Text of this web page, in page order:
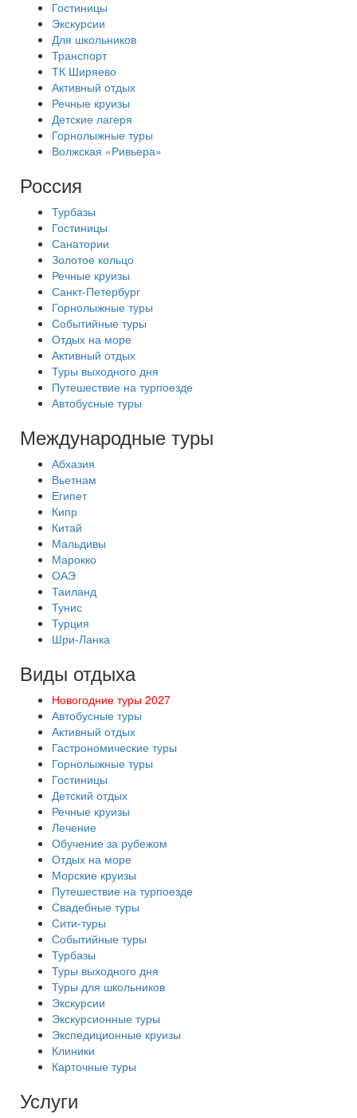
Гостиницы
Экскурсии
Для школьников
Транспорт
ТК Ширяево
Активный отдых
Речные круизы
Детские лагеря
Горнолыжные туры
Волжская «Ривьера»
Россия
Турбазы
Гостиницы
Санатории
Золотое кольцо
Речные круизы
Санкт-Петербург
Горнолыжные туры
Событийные туры
Отдых на море
Активный отдых
Туры выходного дня
Путешествие на турпоезде
Автобусные туры
Международные туры
Абхазия
Вьетнам
Египет
Кипр
Китай
Мальдивы
Марокко
ОАЭ
Таиланд
Тунис
Турция
Шри-Ланка
Виды отдыха
Новогодние туры 2027
Автобусные туры
Активный отдых
Гастрономические туры
Горнолыжные туры
Гостиницы
Детский отдых
Речные круизы
Лечение
Обучение за рубежом
Отдых на море
Морские круизы
Путешествие на турпоезде
Свадебные туры
Сити-туры
Событийные туры
Турбазы
Туры выходного дня
Туры для школьников
Экскурсии
Экскурсионные туры
Экспедиционные круизы
Клиники
Карточные туры
Услуги